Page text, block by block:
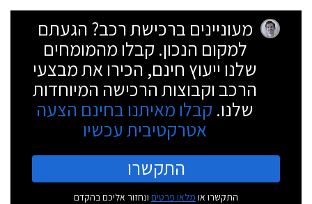
מעוניינים ברכישת רכב? הגעתם
למקום הנכון. קבלו מהמומחים
שלנו ייעוץ חינם, הכירו את מבצעי
הרכב וקבוצות הרכישה המיוחדות
שלנו. קבלו מאיתנו בחינם הצעה
אטרקטיבית עכשיו
התקשרו
התקשרו או מלאו פרטים ונחזור אליכם בהקדם